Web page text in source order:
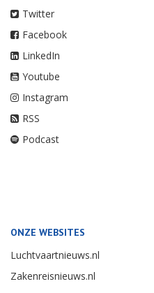
Twitter
Facebook
LinkedIn
Youtube
Instagram
RSS
Podcast
ONZE WEBSITES
Luchtvaartnieuws.nl
Zakenreisnieuws.nl